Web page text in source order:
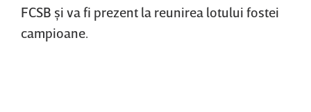
FCSB şi va fi prezent la reunirea lotului fostei
campioane.